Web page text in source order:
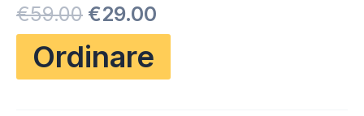
4.60su 5
su base
di
recensioni
€59.00 Il
prezzo
originale
€29.00
attuale
Ordinare